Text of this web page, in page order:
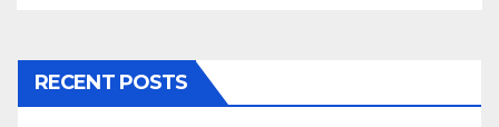
RECENT POSTS